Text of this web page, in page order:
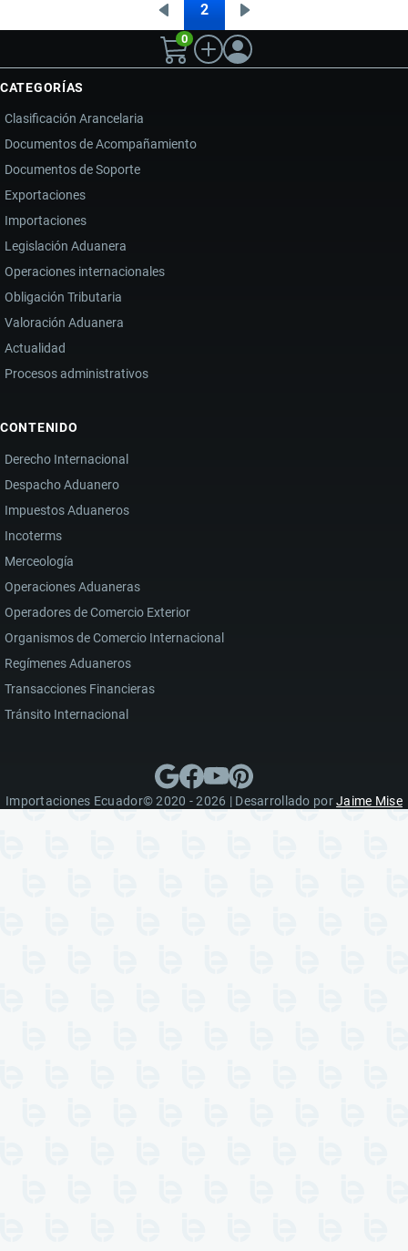
EN
MERCADOS
GLOBALES
Página
anterior
2
página
0
CATEGORÍAS
Clasificación Arancelaria
Documentos de Acompañamiento
Documentos de Soporte
Exportaciones
Importaciones
Legislación Aduanera
Operaciones internacionales
Obligación Tributaria
Valoración Aduanera
Actualidad
Procesos administrativos
CONTENIDO
Derecho Internacional
Despacho Aduanero
Impuestos Aduaneros
Incoterms
Merceología
Operaciones Aduaneras
Operadores de Comercio Exterior
Organismos de Comercio Internacional
Regímenes Aduaneros
Transacciones Financieras
Tránsito Internacional
Importaciones Ecuador© 2020 - 2026 | Desarrollado porJaime Mise